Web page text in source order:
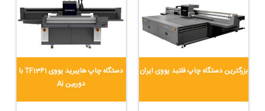
دستگاه چاپ هایبرید یووی TF1361 با
دوربین Ai
بزرگترین دستگاه چاپ فلتبد یووی ایران